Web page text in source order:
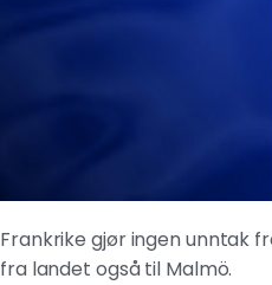
Frankrike gjør ingen unntak
fra landet også til Malmö.